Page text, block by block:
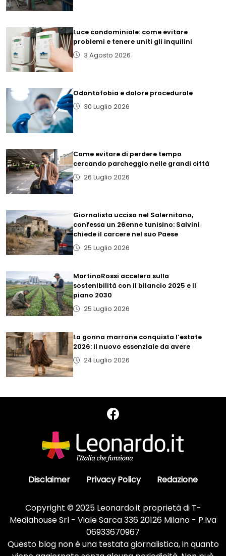
Luce condominiale: come evitare
problemi e tenere uniti gli inquilini
3 Agosto 2026
Odontofobia e dolore procedurale
30 Luglio 2026
Come evitare di perdere tempo
cercando parcheggio nelle grandi città
26 Luglio 2026
Giornalista ucciso nel Salernitano,
confessa un 26enne tunisino: Salvini
chiede il carcere nel suo Paese
25 Luglio 2026
MartinoRossi accelera sulla
sostenibilità con il bilancio 2025 e il
piano 2030
25 Luglio 2026
La gonna marrone conquista l’estate
2026: il nuovo essenziale da avere
24 Luglio 2026
Disclaimer Privacy Policy Redazione
Copyright © 2025 Leonardo.it proprietà di T-
Mediahouse Srl - Viale Sarca 336 20126 Milano - P.Iva
06933670967
Questo blog non è una testata giornalistica, in quanto